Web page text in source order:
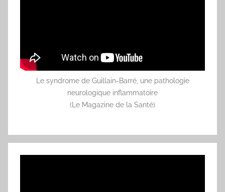
Le syndrome de Guillain-Barré, une pathologie
neurologique inflammatoire
(Le Magazine de la Santé)